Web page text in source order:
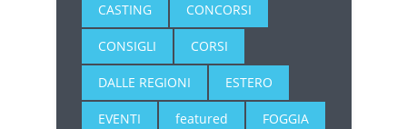
CASTING CONCORSI
CONSIGLI CORSI
DALLE REGIONI ESTERO
EVENTI featured FOGGIA